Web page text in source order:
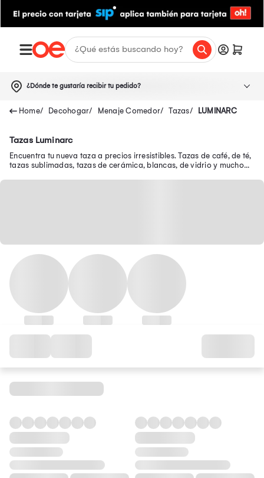
¿Dónde te gustaría recibir tu pedido?
Decohogar Menaje Comedor Tazas LUMINARC
Tazas Luminarc
Encuentra tu nueva taza a precios irresistibles. Tazas de café, de té,
tazas sublimadas, tazas de cerámica, blancas, de vidrio y mucho